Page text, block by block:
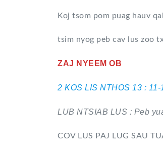
Koj tsom pom puag hauv
tsim nyog peb cav lus zoo
ZAJ NYEEM OB
2 KOS LIS NTHOS 13 : 11-
LUB NTSIAB LUS : Peb
COV LUS PAJ LUG SAU